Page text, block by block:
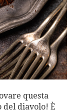
questa
diavolo! È